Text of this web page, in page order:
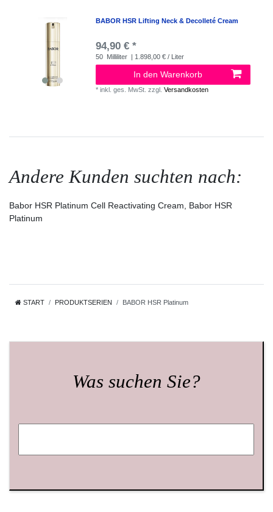
BABOR HSR Lifting Neck & Decolleté Cream
94,90 € *
50 Milliliter | 1.898,00 € / Liter
In den Warenkorb
*inkl. ges. MwSt. zzgl.Versandkosten
Andere Kunden suchten nach:
Babor HSR Platinum Cell Reactivating Cream, Babor HSR
Platinum
START PRODUKTSERIEN BABOR HSR Platinum
Was suchen Sie?